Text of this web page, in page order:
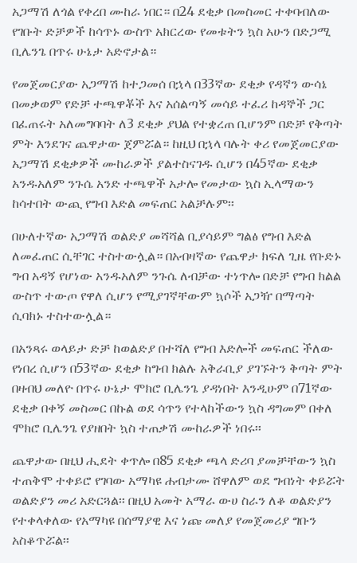
አጋማሽ ለጎል የቀረበ ሙከራ ነበር። በ24 ደቂቃ በመስመር ተቀባብለው
የገቡት ድቻዎች ከሳጥኑ ውስጥ አክርረው የመቱትን ኳስ አሁን በድጋሚ
ቢሌንጌ በጥሩ ሁኔታ አድኖታል።
የመጀመርያው አጋማሽ ከተጋመሰ በኋላ በ33ኛው ደቂቃ የዳኛን ውሳኔ
በመቃወም የድቻ ተጫዋቾች እና አሰልጣኝ መሳይ ተፈሪ ከዳኞች ጋር
በፈጠሩት አለመግባባት ለ3 ደቂቃ ያህል የተቋረጠ ቢሆንም በድቻ የቅጣት
ምት እንደገና ጨዋታው ጀምሯል። ከዚህ በኋላ ባሉት ቀሪ የመጀመርያው
አጋማሽ ደቂቃዎች ሙከራዎች ያልተስናገዱ ሲሆን በ45ኛው ደቂቃ
አንዱአለም ንጉሴ አንድ ተጫዋች አታሎ የመታው ኳስ ኢላማውን
ከሳተበት ውጪ የግብ እድል መፍጠር አልቻሉም፡፡
በሁለተኛው አጋማሽ ወልድያ መሻሻል ቢያሳይም ግልፅ የግብ እድል
ለመፈጠር ሲቸገር ተስተውሏል። በአብዛኛው የጨዋታ ክፍለ ጊዜ የቡድኑ
ግብ አዳኝ የሆነው አንዱአለም ንጉሴ ለብቻው ተነጥሎ በድቻ የግብ ክልል
ውስጥ ተውጦ የዋለ ሲሆን የሚያገኛቸውም ኳሶች አጋዥ በማጣት
ሲባክኑ ተስተውሏል።
በአንጻሩ ወላይታ ድቻ ከወልድያ በተሻለ የግብ እድሎች መፍጠር ችለው
የነበረ ሲሆን በ53ኛው ደቂቃ ከግብ ክልሉ አቅራቢያ ያገኙትን ቅጣት ምት
በዛብህ መለዮ በጥሩ ሁኔታ ሞክሮ ቢሌንጌ ያዳነበት እንዲሁም በ71ኛው
ደቂቃ በቀኝ መስመር በኩል ወደ ሳጥን የተላከችውን ኳስ ዳግመም በቀለ
ሞክሮ ቢሌንጌ የያዘበት ኳስ ተጠቃሽ ሙከራዎች ነበሩ፡፡
ጨዋታው በዚህ ሒደት ቀጥሎ በ85 ደቂቃ ጫላ ድሪባ ያመቻቸውን ኳስ
ተጠቅሞ ተቀይሮ የገባው አማካዩ ሐብታሙ ሸዋለም ወደ ግብነት ቀይሯት
ወልድያን መሪ አድርጓል፡፡ በዚህ አመት አማራ ውሀ ስራን ለቆ ወልድያን
የተቀላቀለው የአማካዩ በሰማያዊ እና ነጩ መለያ የመጀመሪያ ግቡን
አስቆጥሯል፡፡